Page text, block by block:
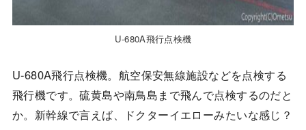
U-680A飛行点検機
U-680A飛行点検機。航空保安無線施設などを点検する
飛行機です。硫黄島や南鳥島まで飛んで点検するのだと
か。新幹線で言えば、ドクターイエローみたいな感じ？